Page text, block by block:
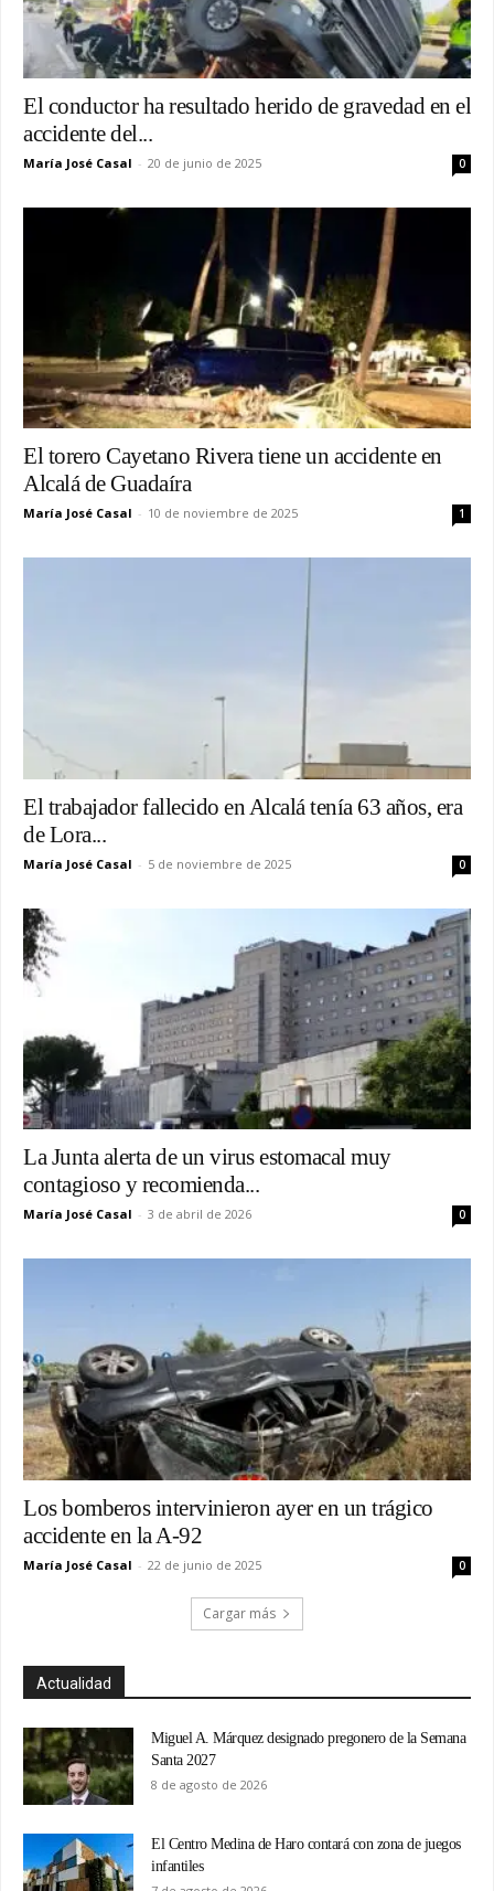
El conductor ha resultado herido de gravedad en el
accidente del...
María José Casal - 20 de junio de 2025 0
El torero Cayetano Rivera tiene un accidente en
Alcalá de Guadaíra
María José Casal - 10 de noviembre de 2025 1
El trabajador fallecido en Alcalá tenía 63 años, era
de Lora...
María José Casal - 5 de noviembre de 2025 0
La Junta alerta de un virus estomacal muy
contagioso y recomienda...
María José Casal - 3 de abril de 2026 0
Los bomberos intervinieron ayer en un trágico
accidente en la A-92
María José Casal - 22 de junio de 2025 0
Cargar más
Actualidad
Miguel A. Márquez designado pregonero de la Semana
Santa 2027
8 de agosto de 2026
El Centro Medina de Haro contará con zona de juegos
infantiles